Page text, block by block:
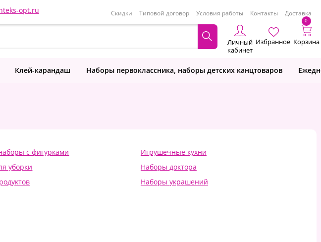
opt.ru Скидки Типовой договор Условия работы Контакты Доставка
Личный
кабинет
Избранное
0
Корзина
Клей-карандаш Наборы первоклассника, наборы детских канцтоваров
с фигурками
Игрушечные кухни
уборки
Наборы доктора
Наборы украшений